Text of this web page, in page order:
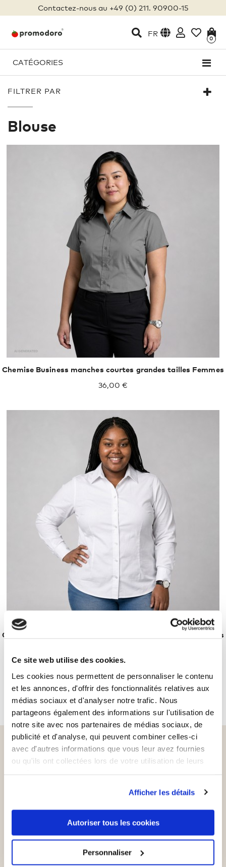
Ce site web utilise des cookies.
Les cookies nous permettent de personnaliser le contenu
et les annonces, d'offrir des fonctionnalités relatives aux
médias sociaux et d'analyser notre trafic. Nous
partageons également des informations sur l'utilisation de
notre site avec nos partenaires de médias sociaux, de
publicité et d'analyse, qui peuvent combiner celles-ci
avec d'autres informations que vous leur avez fournies
ou qu'ils ont collectées lors de votre utilisation de leurs
Afficher les détails
Autoriser tous les cookies
Personnaliser
Contactez-nous au +49 (0) 211. 90900-15
FR
0
CATÉGORIES
FILTRER PAR
Blouse
XXL
Chemise Business manches courtes grandes tailles Femmes
36,00 €
Chemise Business manches longues grandes tailles Femmes
RÉSULTATS 1 - 2 SUR 2.
Inscrivez-vous à notre
newsletter et recevez un
bon d'achat d'une valeur de
5€*
Ne manquez plus jamais nos offres, nos
actualités et bien plus encore.
Votre adresse e-mail